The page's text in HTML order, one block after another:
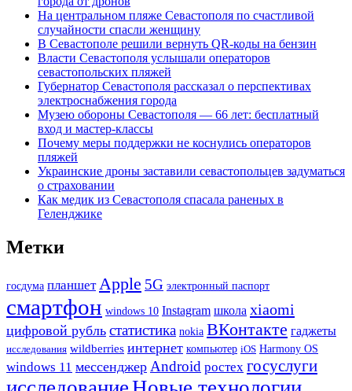
На центральном пляже Севастополя по счастливой
случайности спасли женщину
В Севастополе решили вернуть QR-коды на бензин
Власти Севастополя услышали операторов
севастопольских пляжей
Губернатор Севастополя рассказал о перспективах
электроснабжения города
Музею обороны Севастополя — 66 лет: бесплатный
вход и мастер-классы
Почему меры поддержки не коснулись операторов
пляжей
Украинские дроны заставили севастопольцев задуматься
о страховании
Как медик из Севастополя спасала раненых в
Геленджике
Метки
госдума планшет Apple 5G электронный паспорт
смартфон windows 10 Instagram школа xiaomi
цифровой рубль статистика nokia ВКонтакте гаджеты
исследования wildberries интернет компьютер iOS Harmony OS
windows 11 мессенджер Android ростех госуслуги